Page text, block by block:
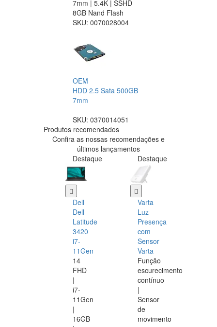
7mm | 5.4K | SSHD
8GB Nand Flash
SKU: 0070028004
OEM
HDD 2.5 Sata 500GB
7mm
SKU: 0370014051
Produtos recomendados
Confira as nossas recomendações e
últimos lançamentos
Destaque
Dell
Dell
Latitude
3420
i7-
11Gen
14
FHD
|
i7-
11Gen
|
16GB
Destaque
Varta
Luz
Presença
com
Sensor
Varta
Função
escurecimento
contínuo
|
Sensor
de
movimento